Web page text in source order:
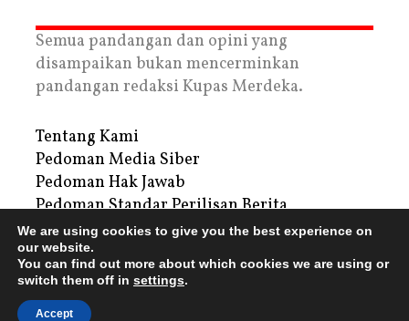
Semua pandangan dan opini yang
disampaikan bukan mencerminkan
pandangan redaksi Kupas Merdeka.
Tentang Kami
Pedoman Media Siber
Pedoman Hak Jawab
Pedoman Standar Perilisan Berita
Privacy Policy
Periklanan
Copyright © 2026 | PT. Tegar Kupas Mediatama
We are using cookies to give you the best experience on
our website.
You can find out more about which cookies we are using or
switch them off in settings.
Accept